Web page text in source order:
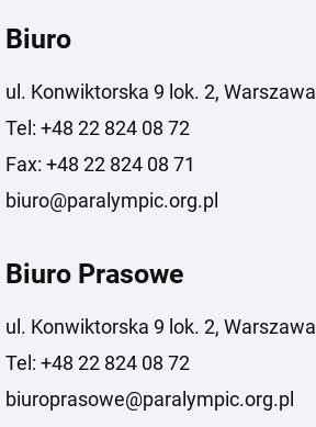
Biuro
ul. Konwiktorska 9 lok. 2, Warszawa
Tel: +48 22 824 08 72
Fax: +48 22 824 08 71
biuro@paralympic.org.pl
Biuro Prasowe
ul. Konwiktorska 9 lok. 2, Warszawa
Tel: +48 22 824 08 72
biuroprasowe@paralympic.org.pl